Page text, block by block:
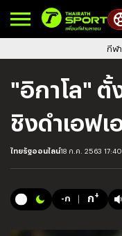
กีฬา
"อิกาโล" ตั้
ชิงดำเอฟเ
ไทยรัฐออนไลน์18 ก.ค. 2563 17:40
-ก ก+